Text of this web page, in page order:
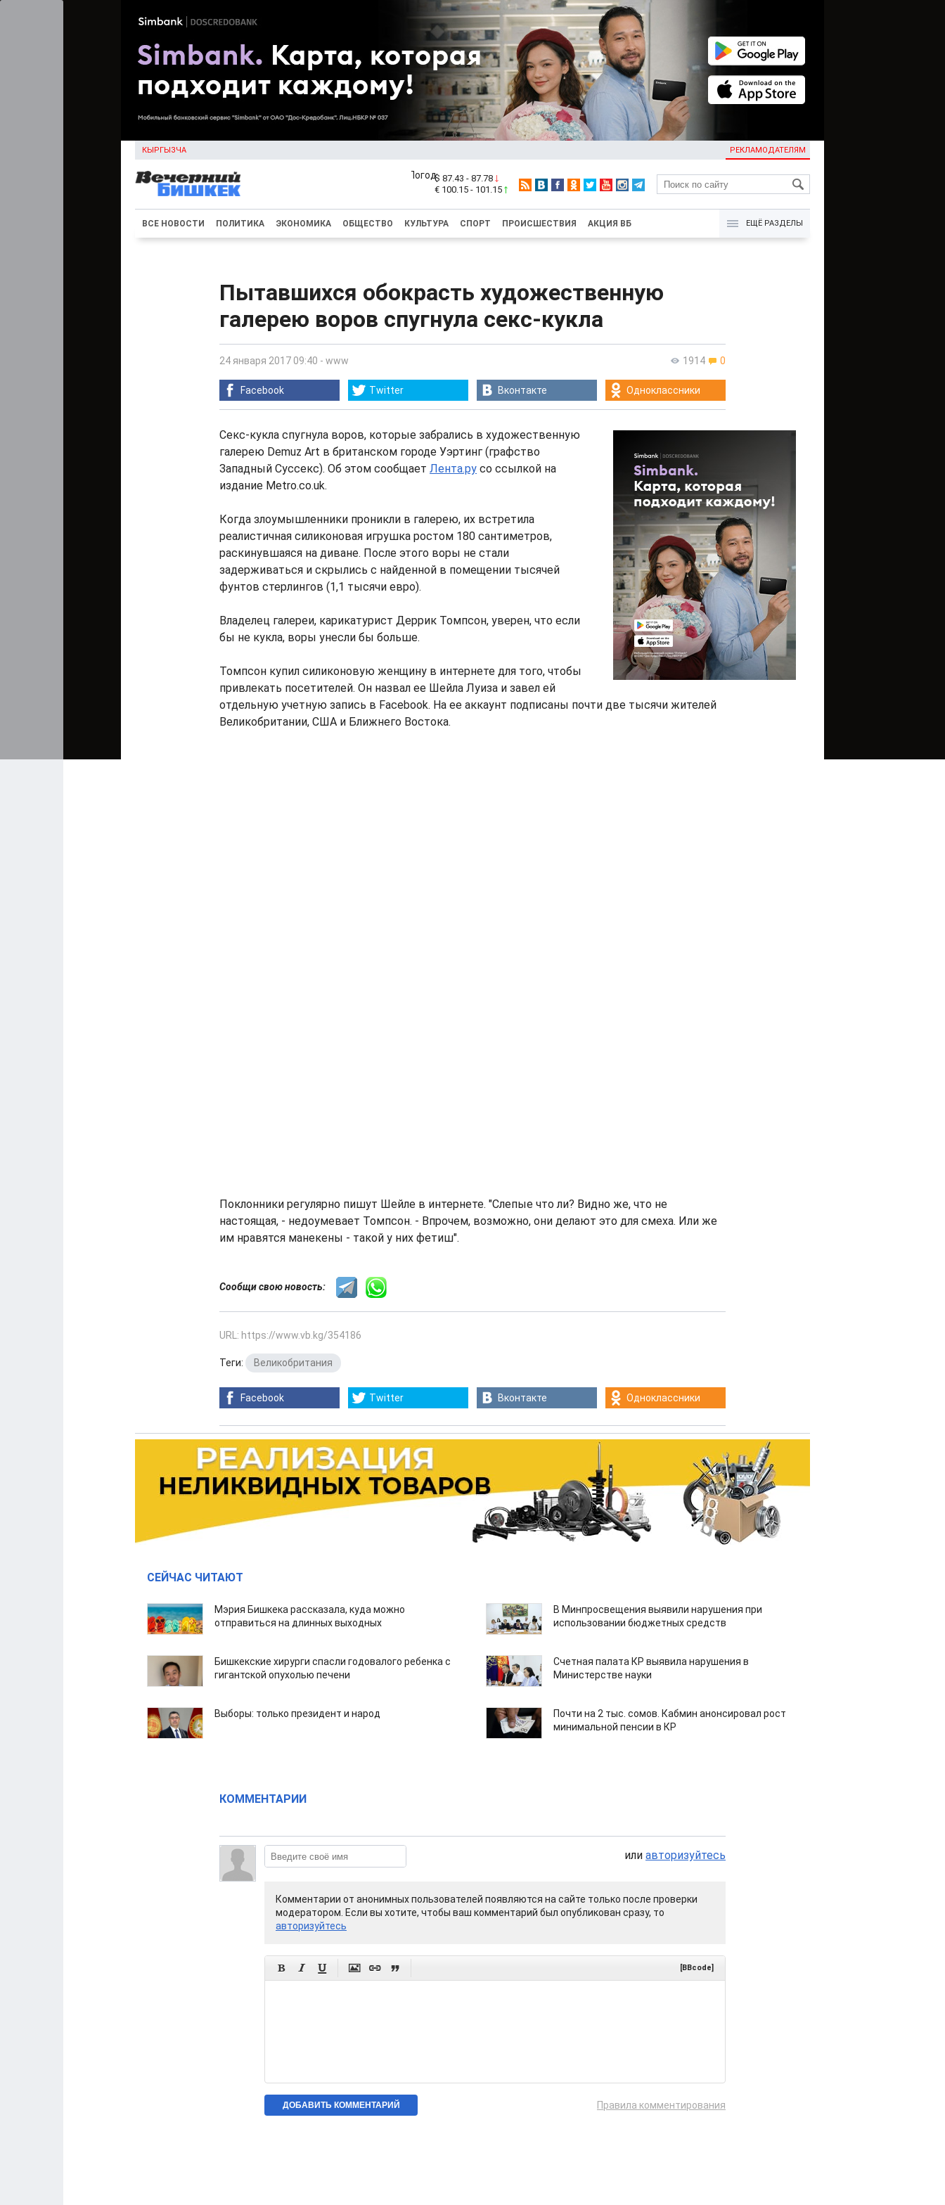
КЫРГЫЗЧА РЕКЛАМОДАТЕЛЯМ
KG
$ 87.43 - 87.78
€ 100.15 - 101.15
ВСЕ НОВОСТИ ПОЛИТИКА ЭКОНОМИКА ОБЩЕСТВО КУЛЬТУРА СПОРТ ПРОИСШЕСТВИЯ АКЦИЯ ВБ ЕЩЁ РАЗДЕЛЫ
Пытавшихся обокрасть художественную
галерею воров спугнула секс-кукла
1914 0
24 января 2017 09:40 - www
Facebook Twitter Вконтакте Одноклассники
Секс-кукла спугнула воров, которые забрались в художественную
галерею Demuz Art в британском городе Уэртинг (графство
Западный Суссекс). Об этом сообщает Лента.ру со ссылкой на
издание Metro.co.uk.
Когда злоумышленники проникли в галерею, их встретила
реалистичная силиконовая игрушка ростом 180 сантиметров,
раскинувшаяся на диване. После этого воры не стали
задерживаться и скрылись с найденной в помещении тысячей
фунтов стерлингов (1,1 тысячи евро).
Владелец галереи, карикатурист Деррик Томпсон, уверен, что если
бы не кукла, воры унесли бы больше.
Томпсон купил силиконовую женщину в интернете для того, чтобы
привлекать посетителей. Он назвал ее Шейла Луиза и завел ей
отдельную учетную запись в Facebook. На ее аккаунт подписаны почти две тысячи жителей
Великобритании, США и Ближнего Востока.
Поклонники регулярно пишут Шейле в интернете. "Слепые что ли? Видно же, что не
настоящая, - недоумевает Томпсон. - Впрочем, возможно, они делают это для смеха. Или же
им нравятся манекены - такой у них фетиш".
Сообщи свою новость:
URL: https://www.vb.kg/354186
Теги: Великобритания
Facebook Twitter Вконтакте Одноклассники
СЕЙЧАС ЧИТАЮТ
Мэрия Бишкека рассказала, куда можно
отправиться на длинных выходных
В Минпросвещения выявили нарушения при
использовании бюджетных средств
Бишкекские хирурги спасли годовалого ребенка с
гигантской опухолью печени
Счетная палата КР выявила нарушения в
Министерстве науки
Выборы: только президент и народ
Почти на 2 тыс. сомов. Кабмин анонсировал рост
минимальной пенсии в КР
КОММЕНТАРИИ
или авторизуйтесь
Комментарии от анонимных пользователей появляются на сайте только после проверки
модератором. Если вы хотите, чтобы ваш комментарий был опубликован сразу, то
авторизуйтесь
      [BBcode]
Правила комментирования